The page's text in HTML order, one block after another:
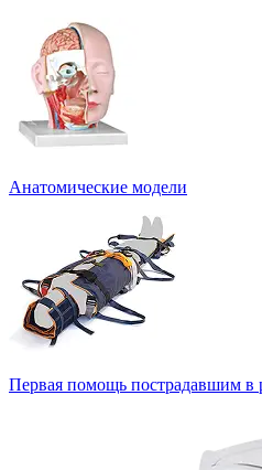
Анатомические модели
Первая помощь пострадавшим в